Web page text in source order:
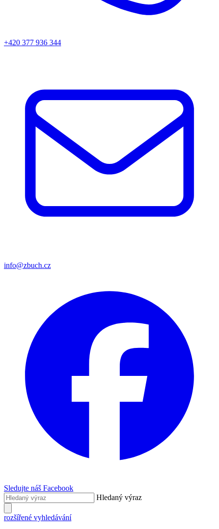
+420 377 936 344
info@zbuch.cz
Sledujte náš Facebook
Hledaný výraz
rozšířené vyhledávání